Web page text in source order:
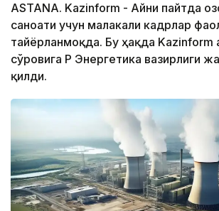
ASTANA. Kazinform - Айни пайтда
саноати учун малакали кадрлар
тайёрланмоқда. Бу ҳақда Kazinform
сўровига ҚР Энергетика вазирлиги
қилди.